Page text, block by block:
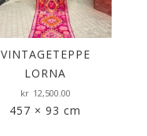
VINTAGETEPPE
LORNA
kr 12,500.00
457 × 93 cm